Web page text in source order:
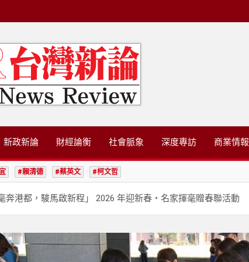
島國際策略有限公司
新政新論 財經論衡 社會脈象 深度專訪 商業情報
#賴清德 #蔡英文 #柯文哲
奔港都，駿馬啟新程」 2026 年迎新春・名家揮毫贈春聯活動